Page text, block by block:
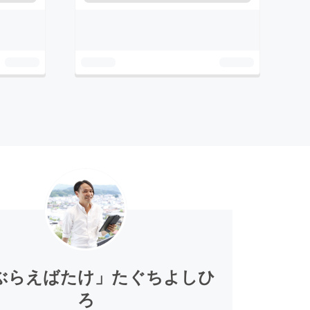
らえばたけ」たぐちよしひ
ろ